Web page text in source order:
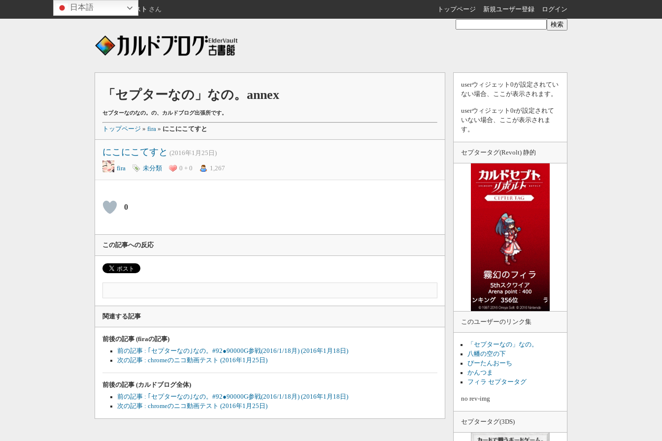
ゲスト さん トップページ 新規ユーザー登録 ログイン
「セプターなの」なの。annex
セプターなのなの。の、カルドブログ出張所です。
トップページ » fira » にこにこてすと
にこにこてすと (2016年1月25日)
fira 未分類 0 + 0 1,267
0
この記事への反応
関連する記事
前後の記事 (firaの記事)
前の記事 : ｢セプターなの｣なの。#92●90000G参戦(2016/1/18月) (2016年1月18日)
次の記事 : chromeのニコ動画テスト (2016年1月25日)
前後の記事 (カルドブログ全体)
前の記事 : ｢セプターなの｣なの。#92●90000G参戦(2016/1/18月) (2016年1月18日)
次の記事 : chromeのニコ動画テスト (2016年1月25日)
userウィジェット0が設定されてい
ない場合、ここが表示されます。
userウィジェット0rが設定されて
いない場合、ここが表示されま
す。
セプタータグ(Revolt) 静的
このユーザーのリンク集
「セプターなの」なの。
八幡の空の下
ぴーたんおーち
かんつま
フィラ セプタータグ
no rev-img
セプタータグ(3DS)
日本語